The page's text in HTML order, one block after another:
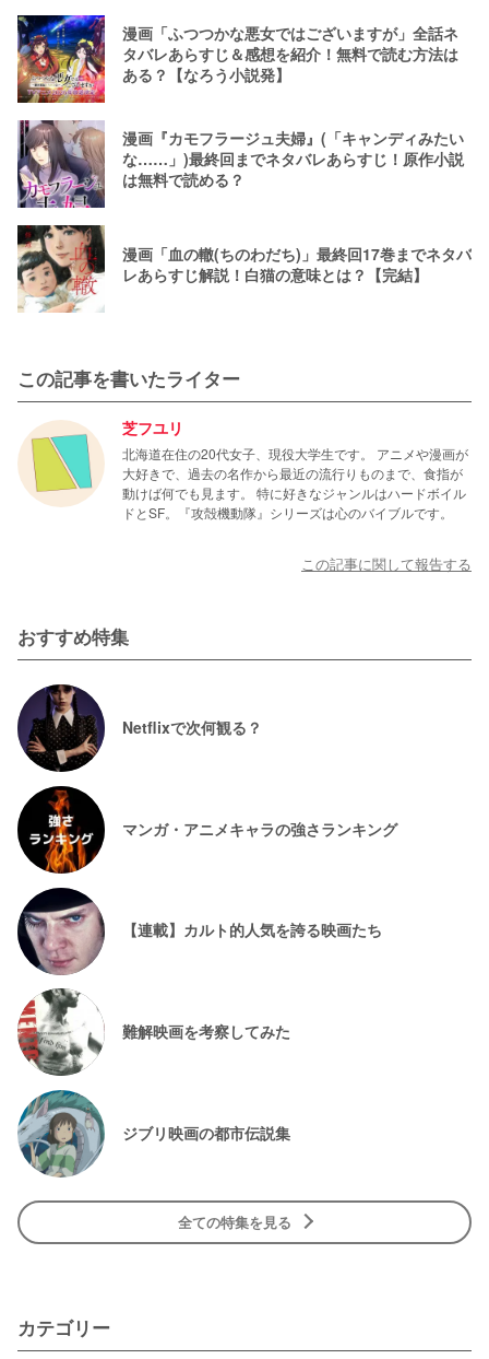
漫画「ふつつかな悪女ではございますが」全話ネ
タバレあらすじ＆感想を紹介！無料で読む方法は
ある？【なろう小説発】
漫画『カモフラージュ夫婦』(「キャンディみたい
な……」)最終回までネタバレあらすじ！原作小説
は無料で読める？
漫画「血の轍(ちのわだち)」最終回17巻までネタバ
レあらすじ解説！白猫の意味とは？【完結】
この記事を書いたライター
芝フユリ
北海道在住の20代女子、現役大学生です。 アニメや漫画が
大好きで、過去の名作から最近の流行りものまで、食指が
動けば何でも見ます。 特に好きなジャンルはハードボイル
ドとSF。『攻殻機動隊』シリーズは心のバイブルです。
この記事に関して報告する
おすすめ特集
Netflixで次何観る？
マンガ・アニメキャラの強さランキング
【連載】カルト的人気を誇る映画たち
難解映画を考察してみた
ジブリ映画の都市伝説集
全ての特集を見る
カテゴリー